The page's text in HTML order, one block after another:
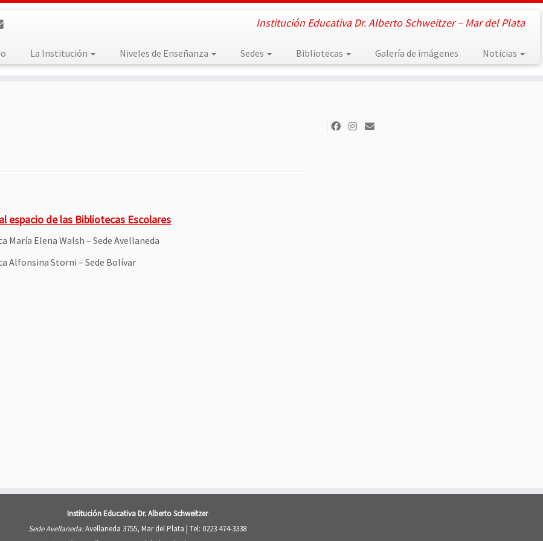
Institución Educativa Dr. Alberto Schweitzer – Mar del Plata
La Institución Niveles de Enseñanza Sedes Bibliotecas Galería de imágenes Noticias
espacio de las Bibliotecas Escolares
María Elena Walsh – Sede Avellaneda
Alfonsina Storni – Sede Bolívar
Institución Educativa Dr. Alberto Schweitzer
Sede Avellaneda:Avellaneda 3755, Mar del Plata | Tel: 0223 474-3338